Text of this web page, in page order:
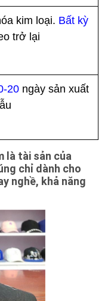
kim loại. Bất kỳ
trở lại
20 ngày sản xuất
là tài sản của
chỉ dành cho
nghề, khả năng